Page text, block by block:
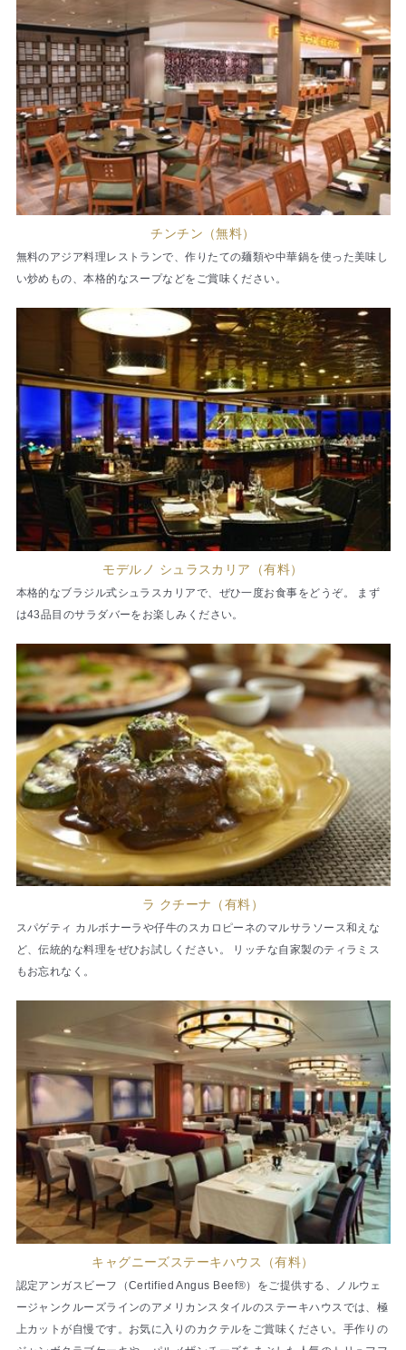
チンチン（無料）
無料のアジア料理レストランで、作りたての麺類や中華鍋を使った美味し
い炒めもの、本格的なスープなどをご賞味ください。
モデルノ シュラスカリア（有料）
本格的なブラジル式シュラスカリアで、ぜひ一度お食事をどうぞ。 まず
は43品目のサラダバーをお楽しみください。
ラ クチーナ（有料）
スパゲティ カルボナーラや仔牛のスカロピーネのマルサラソース和えな
ど、伝統的な料理をぜひお試しください。 リッチな自家製のティラミス
もお忘れなく。
キャグニーズステーキハウス（有料）
認定アンガスビーフ（Certified Angus Beef®）をご提供する、ノルウェ
ージャンクルーズラインのアメリカンスタイルのステーキハウスでは、極
上カットが自慢です。お気に入りのカクテルをご賞味ください。手作りの